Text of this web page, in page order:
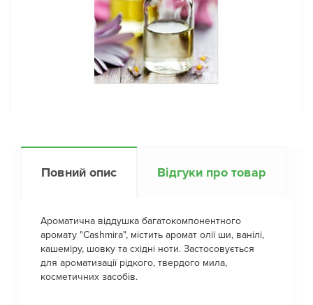
Повний опис Відгуки про товар
Ароматична віддушка багатокомпонентного
аромату "Cashmira", містить аромат олії ши, ванілі,
кашеміру, шовку та східні ноти. Застосовується
для ароматизації рідкого, твердого мила,
косметичних засобів.